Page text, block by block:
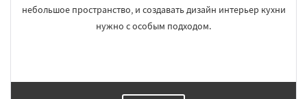
небольшое пространство, и создавать дизайн интерьер кухни
нужно с особым подходом.